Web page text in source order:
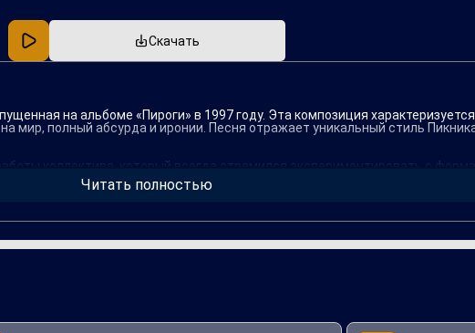
Скачать
на альбоме «Пироги» в 1997 году. Эта композиция
мир, полный абсурда и иронии. Песня отражает уникальный стиль
коллектива, который всегда стремился экспериментировать с
голос вокалиста и оригинальные инструментальные
креативный подход группы к написанию музыки.
Читать полностью